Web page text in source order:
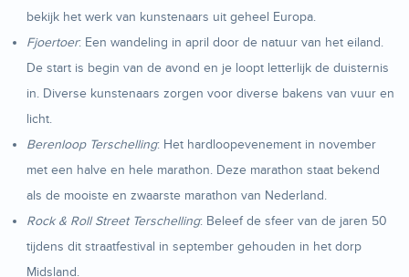
bekijk het werk van kunstenaars uit geheel Europa.
Fjoertoer: Een wandeling in april door de natuur van het eiland.
De start is begin van de avond en je loopt letterlijk de duisternis
in. Diverse kunstenaars zorgen voor diverse bakens van vuur en
licht.
Berenloop Terschelling: Het hardloopevenement in november
met een halve en hele marathon. Deze marathon staat bekend
als de mooiste en zwaarste marathon van Nederland.
Rock & Roll Street Terschelling: Beleef de sfeer van de jaren 50
tijdens dit straatfestival in september gehouden in het dorp
Midsland.